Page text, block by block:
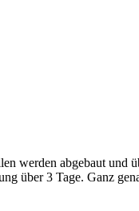
werden abgebaut und
über 3 Tage. Ganz